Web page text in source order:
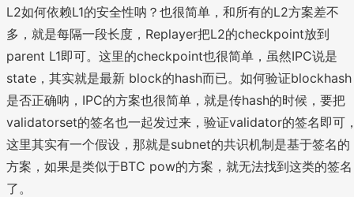
L2如何依赖L1的安全性呐？也很简单，和所有的L2方案差不
多，就是每隔一段长度，Replayer把L2的checkpoint放到
parent L1即可。这里的checkpoint也很简单，虽然IPC说是
state，其实就是最新 block的hash而已。如何验证blockhash
是否正确呐，IPC的方案也很简单，就是传hash的时候，要把
validatorset的签名也一起发过来，验证validator的签名即可
这里其实有一个假设，那就是subnet的共识机制是基于签名的
方案，如果是类似于BTC pow的方案，就无法找到这类的签名
了。